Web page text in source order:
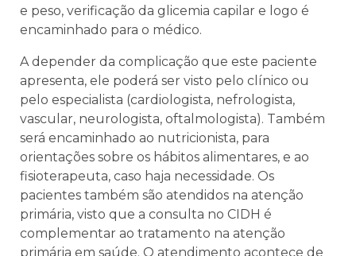
e peso, verificação da glicemia capilar e logo é
encaminhado para o médico.
A depender da complicação que este paciente
apresenta, ele poderá ser visto pelo clínico ou
pelo especialista (cardiologista, nefrologista,
vascular, neurologista, oftalmologista). Também
será encaminhado ao nutricionista, para
orientações sobre os hábitos alimentares, e ao
fisioterapeuta, caso haja necessidade. Os
pacientes também são atendidos na atenção
primária, visto que a consulta no CIDH é
complementar ao tratamento na atenção
primária em saúde. O atendimento acontece de